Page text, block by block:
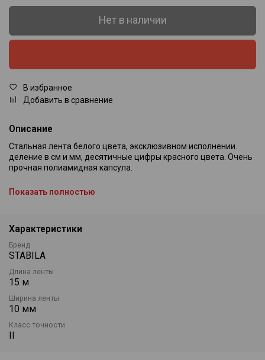
Нет в наличии
В избранное
Добавить в сравнение
Описание
Стальная лента белого цвета, эксклюзивном исполнении.
деление в см и мм, десятичные цифры красного цвета. Очень
прочная полиамидная капсула.
Показать полностью
Характеристики
Бренд
STABILA
Длина ленты
15 м
Ширина ленты
10 мм
Класс точности
II